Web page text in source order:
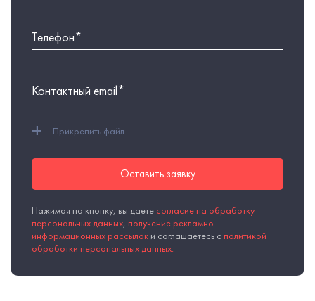
+ Прикрепить файл
Оставить заявку
Нажимая на кнопку, вы даете согласие на обработку
персональных данных, получение рекламно-
информационных рассылок и соглашаетесь с политикой
обработки персональных данных.